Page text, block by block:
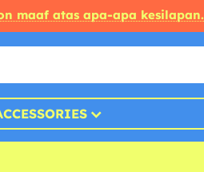
maaf atas apa-apa kesilapan.